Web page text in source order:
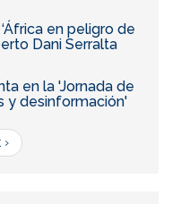
en peligro de
Dani Serralta
en la 'Jornada de
y desinformación'
›